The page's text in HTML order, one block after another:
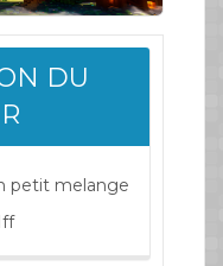
DU
petit melange